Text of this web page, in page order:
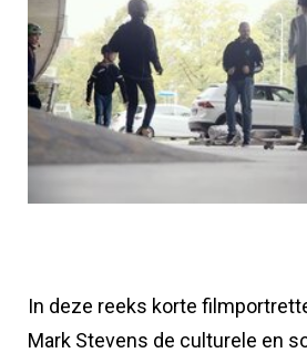
In deze reeks korte
Mark Stevens de culturele en